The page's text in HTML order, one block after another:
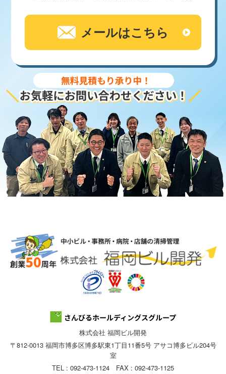
メールはこちら
株式会社 福岡ビル開発
〒812-0013 福岡市博多区博多駅東1丁目11番5号 アサコ博多ビル204号
室
TEL : 092-473-1124 FAX : 092-473-1125